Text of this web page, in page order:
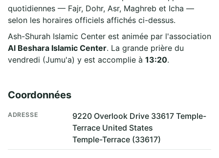
quotidiennes — Fajr, Dohr, Asr, Maghreb et Icha —
selon les horaires officiels affichés ci-dessus.
Ash-Shurah Islamic Center est animée par l'association
Al Beshara Islamic Center. La grande prière du
vendredi (Jumu'a) y est accomplie à 13:20.
Coordonnées
ADRESSE
9220 Overlook Drive 33617 Temple-
Terrace United States
Temple-Terrace (33617)